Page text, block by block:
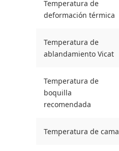
Temperatura de
deformación térmica
Temperatura de
ablandamiento Vicat
Temperatura de
boquilla
recomendada
Temperatura de cama